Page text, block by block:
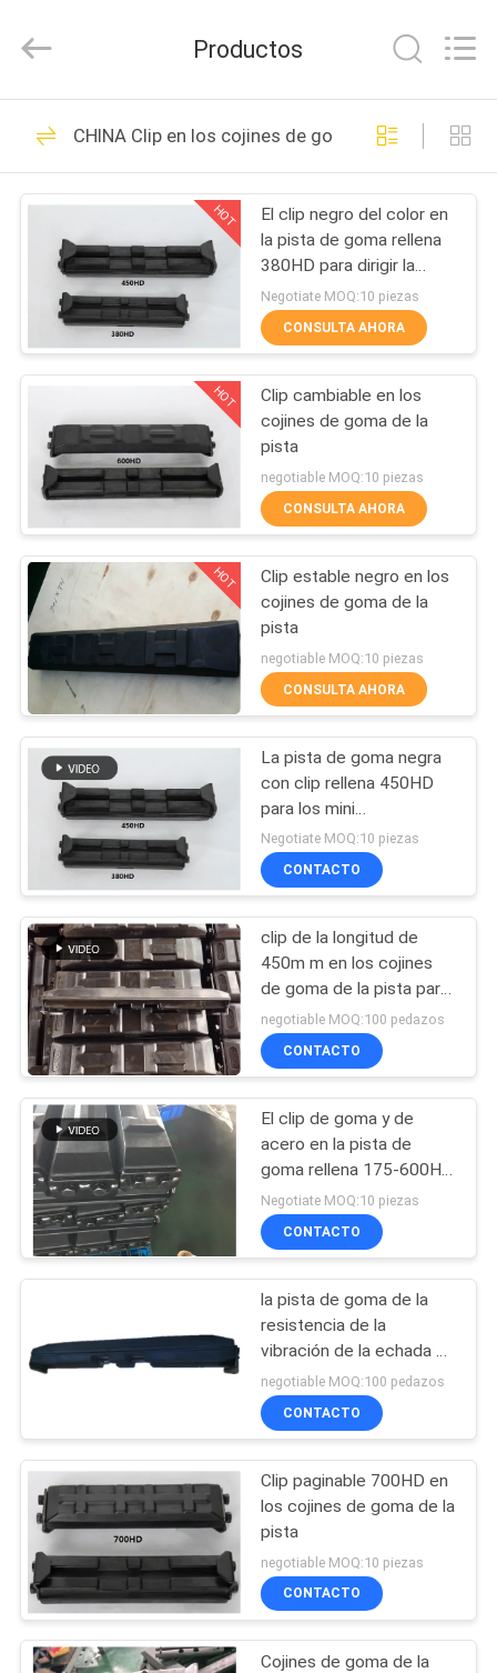
HOGAR
PRODUCTOS
SOBRE
NOSOTROS
VIAJE
FÁBRICA
CONTROL
DE
CALIDAD
ÉNTRENOS
EN
CONTACTO
CON
PIDA
UNA
CITA
NEWS
MAPA
DEL
SITIO
PRIVACY
POLICY
Industrial
Rights
Pistas del caucho
del excavador
164
Pistas de goma
agrícolas
72
Pistas del caucho
del cargador de la
pista
Pistas del caucho
del descargador
Cojines de goma del
excavador
53
Perno en los cojines
de goma de la pista
Clip en los cojines
de goma de la pista
Productos
CHINA Clip en los cojines de goma de la pista
HOT
El clip negro del color en
la pista de goma rellena
380HD para dirigir la
maquinaria
Negotiate MOQ:10 piezas
CONSULTA AHORA
HOT
Clip cambiable en los
cojines de goma de la
pista
negotiable MOQ:10 piezas
CONSULTA AHORA
HOT
Clip estable negro en los
cojines de goma de la
pista
negotiable MOQ:10 piezas
CONSULTA AHORA
La pista de goma negra
con clip rellena 450HD
para los mini
excavadores/descargador
Negotiate MOQ:10 piezas
CONTACTO
clip de la longitud de
450m m en los cojines
de goma de la pista para
el excavador 450HD
negotiable MOQ:100 pedazos
CONTACTO
El clip de goma y de
acero en la pista de
goma rellena 175-600HD
para la maquinaria del
excavador
Negotiate MOQ:10 piezas
CONTACTO
la pista de goma de la
resistencia de la
vibración de la echada de
210m m rellena 900m m
negotiable MOQ:100 pedazos
CONTACTO
Clip paginable 700HD en
los cojines de goma de la
pista
negotiable MOQ:10 piezas
CONTACTO
Cojines de goma de la